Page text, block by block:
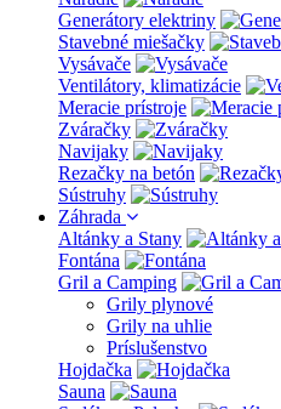
Generátory elektriny
Stavebné miešačky
Vysávače
Ventilátory, klimatizácie
Meracie prístroje
Zváračky
Navijaky
Rezačky na betón
Sústruhy
Záhrada
Altánky a Stany
Fontána
Gril a Camping
Grily plynové
Grily na uhlie
Príslušenstvo
Hojdačka
Sauna